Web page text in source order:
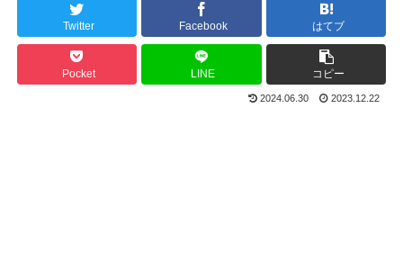
Twitter Facebook はてブ
Pocket LINE コピー
2024.06.30 2023.12.22